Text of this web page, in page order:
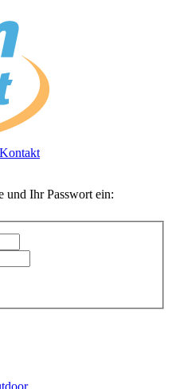
und Ihr Passwort ein: